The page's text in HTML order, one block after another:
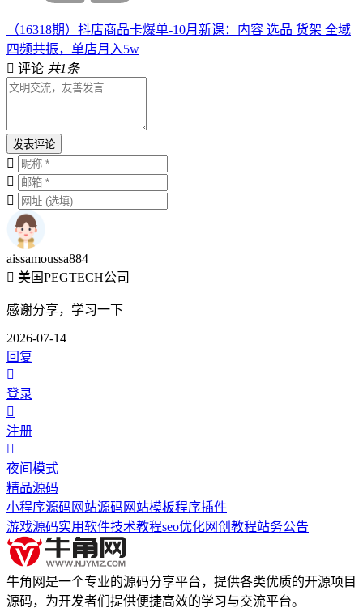
（16318期）抖店商品卡爆单-10月新课：内容 选品 货架 全域
四频共振，单店月入5w
评论 共1条
发表评论
aissamoussa884
美国PEGTECH公司
感谢分享，学习一下
2026-07-14
回复
登录
注册
夜间模式
精品源码
小程序源码 网站源码 网站模板程序插件
游戏源码实用软件技术教程seo优化网创教程站务公告
牛角网是一个专业的源码分享平台，提供各类优质的开源项目
源码，为开发者们提供便捷高效的学习与交流平台。